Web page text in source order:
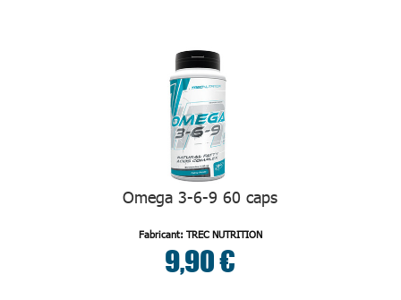
Omega 3-6-9 60 caps
Fabricant: TREC NUTRITION
9,90 €